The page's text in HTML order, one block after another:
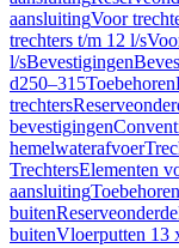
aansluitingVoor
trechters t/m 12 l/s
l/sBevestigingen
d250–315Toebehoren
trechters
bevestigingen
hemelwaterafvoer
TrechtersElementen
aansluitingToebehoren
buiten
buitenVloerputten 13